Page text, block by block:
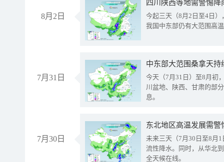
8月2日
今起三天（8月2日至4日
我国中东部仍有大范围高
7月31日
中东部大范围桑拿天
今天（7月31日）至8月初
川盆地、陕西、甘肃的部
息。
7月30日
东北地区高温发展需
未来三天（7月30日至8月
流性降水。同时，从华北
全天候在线。